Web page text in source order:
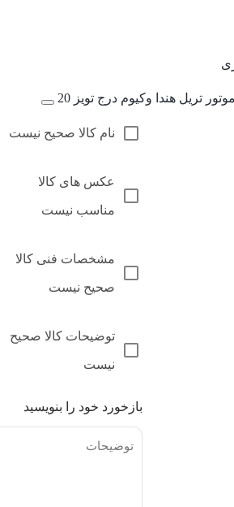
تریل هندا وکیوم درج تویز 20
نام کالا صحیح نیست
عکس های کالا
مناسب نیست
مشخصات فنی کالا
صحیح نیست
توضیحات کالا صحیح
نیست
بازخورد خود را بنویسید